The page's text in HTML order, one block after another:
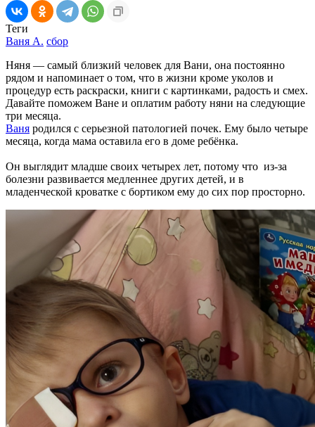
Теги
Ваня А. сбор
Няня — самый близкий человек для Вани, она постоянно
рядом и напоминает о том, что в жизни кроме уколов и
процедур есть раскраски, книги с картинками, радость и смех.
Давайте поможем Ване и оплатим работу няни на следующие
три месяца.
Ваня родился с серьезной патологией почек. Ему было четыре
месяца, когда мама оставила его в доме ребёнка.
Он выглядит младше своих четырех лет, потому что из-за
болезни развивается медленнее других детей, и в
младенческой кроватке с бортиком ему до сих пор просторно.